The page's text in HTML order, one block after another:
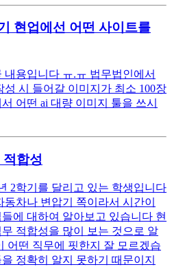
현업에선 어떤 사이트를
내용입니다 ㅠ.ㅠ 법무법인에서
시 들어갈 이미지가 최소 100장
어떤 ai 대량 이미지 툴을 쓰시
합성
2학기를 달리고 있는 학생입니다
차나 변압기 쪽이라서 시간이
에 대하여 알아보고 있습니다 현
적합성을 많이 보는 것으로 알
어떤 직무에 핏한지 잘 모르겠습
정확히 알지 못하기 때문이지